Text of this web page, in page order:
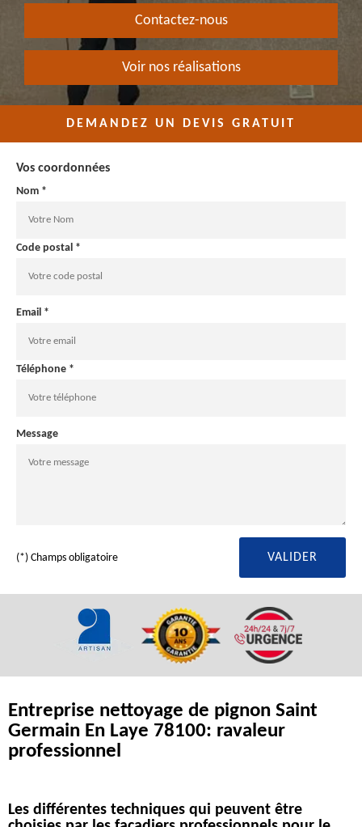
Contactez-nous
Voir nos réalisations
DEMANDEZ UN DEVIS GRATUIT
Vos coordonnées
Nom *
Code postal *
Email *
Téléphone *
Message
(*) Champs obligatoire
Entreprise nettoyage de pignon Saint
Germain En Laye 78100: ravaleur
professionnel
Les différentes techniques qui peuvent être